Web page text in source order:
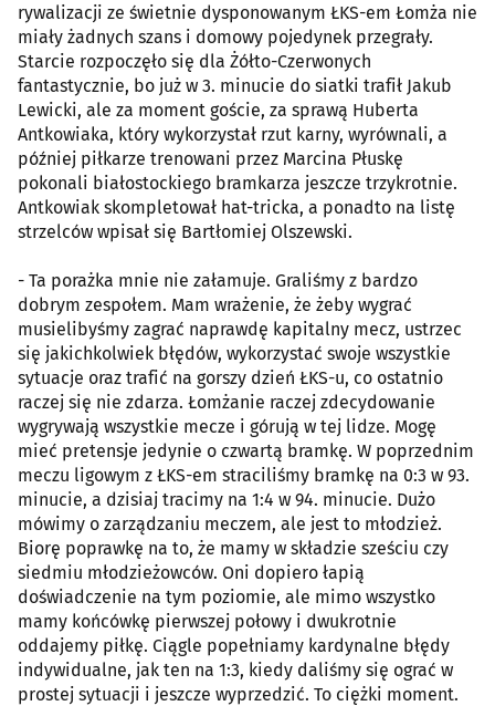
rywalizacji ze świetnie dysponowanym ŁKS-em Łomża nie
miały żadnych szans i domowy pojedynek przegrały.
Starcie rozpoczęło się dla Żółto-Czerwonych
fantastycznie, bo już w 3. minucie do siatki trafił Jakub
Lewicki, ale za moment goście, za sprawą Huberta
Antkowiaka, który wykorzystał rzut karny, wyrównali, a
później piłkarze trenowani przez Marcina Płuskę
pokonali białostockiego bramkarza jeszcze trzykrotnie.
Antkowiak skompletował hat-tricka, a ponadto na listę
strzelców wpisał się Bartłomiej Olszewski.
- Ta porażka mnie nie załamuje. Graliśmy z bardzo
dobrym zespołem. Mam wrażenie, że żeby wygrać
musielibyśmy zagrać naprawdę kapitalny mecz, ustrzec
się jakichkolwiek błędów, wykorzystać swoje wszystkie
sytuacje oraz trafić na gorszy dzień ŁKS-u, co ostatnio
raczej się nie zdarza. Łomżanie raczej zdecydowanie
wygrywają wszystkie mecze i górują w tej lidze. Mogę
mieć pretensje jedynie o czwartą bramkę. W poprzednim
meczu ligowym z ŁKS-em straciliśmy bramkę na 0:3 w 93.
minucie, a dzisiaj tracimy na 1:4 w 94. minucie. Dużo
mówimy o zarządzaniu meczem, ale jest to młodzież.
Biorę poprawkę na to, że mamy w składzie sześciu czy
siedmiu młodzieżowców. Oni dopiero łapią
doświadczenie na tym poziomie, ale mimo wszystko
mamy końcówkę pierwszej połowy i dwukrotnie
oddajemy piłkę. Ciągle popełniamy kardynalne błędy
indywidualne, jak ten na 1:3, kiedy daliśmy się ograć w
prostej sytuacji i jeszcze wyprzedzić. To ciężki moment.